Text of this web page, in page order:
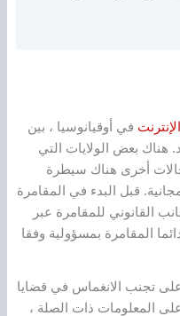
في أوقيانوسيا ، بين
هناك بعض الولايات التي
حالات أخرى هناك سيطرة
قبل البدء في المقامرة
القانوني للمقامرة عبر
المقامرة بمسؤولية وفقا
تجنب الانغماس في قضايا
المعلومات ذات الصلة ،